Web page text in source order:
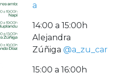
a
14:00 a 15:00h
Alejandra
Zúñiga @a_zu_car
15:00 a 16:00h